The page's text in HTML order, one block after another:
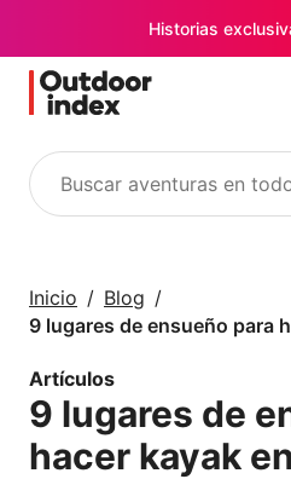
Historias
Buscar
Inicio
Blog
9 lugares de ensueño para
Artículos
9 lugares de
hacer kayak